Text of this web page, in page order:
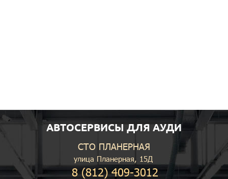
АВТОСЕРВИСЫ ДЛЯ АУДИ
СТО ПЛАНЕРНАЯ
улица Планерная, 15Д
8 (812) 409-3012